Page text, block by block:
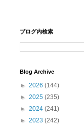
ブログ内検索
Blog Archive
► 2026 (144)
► 2025 (235)
► 2024 (241)
► 2023 (242)